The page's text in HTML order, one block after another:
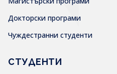
Докторски програми
Чуждестранни студенти
СТУДЕНТИ